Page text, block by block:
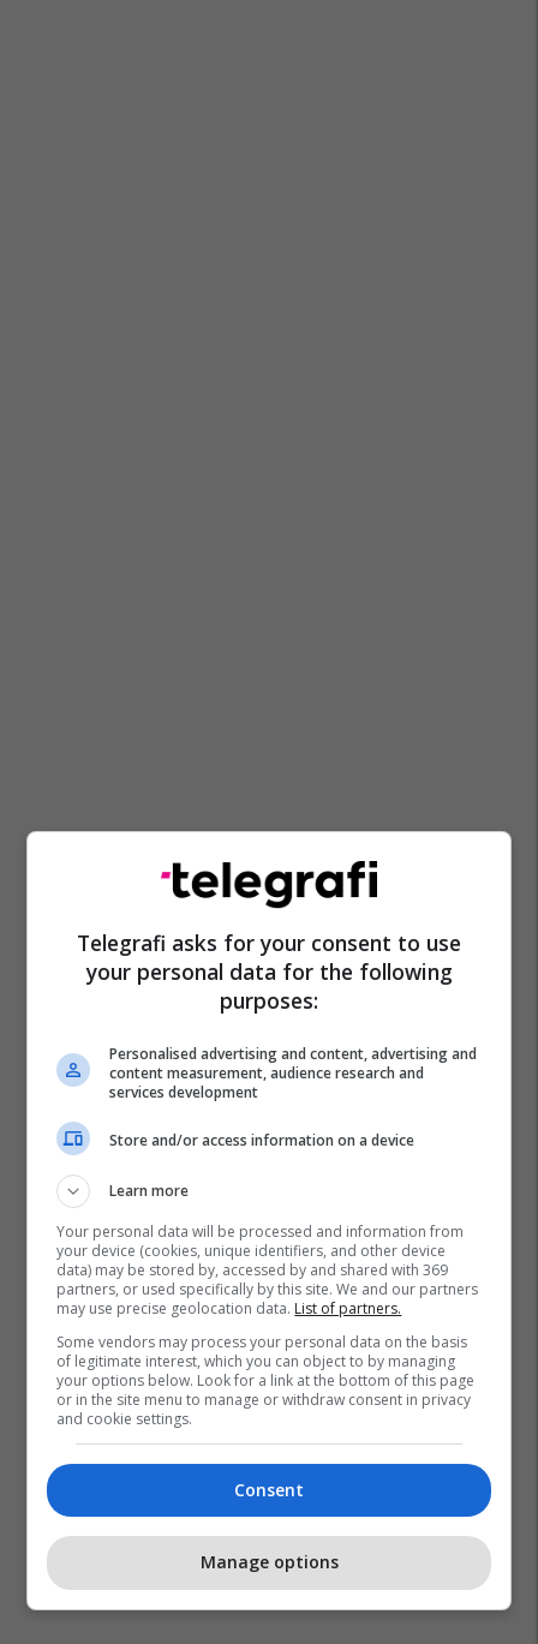
Vdekjet Indonezia
Telegrafi asks for your consent to use
your personal data for the following
purposes:
Personalised advertising and content, advertising and
content measurement, audience research and
services development
Store and/or access information on a device
Learn more
Your personal data will be processed and information from
your device (cookies, unique identifiers, and other device
data) may be stored by, accessed by and shared with 369
partners, or used specifically by this site. We and our partners
may use precise geolocation data. List of partners.
Some vendors may process your personal data on the basis
of legitimate interest, which you can object to by managing
your options below. Look for a link at the bottom of this page
or in the site menu to manage or withdraw consent in privacy
and cookie settings.
Consent
Manage options